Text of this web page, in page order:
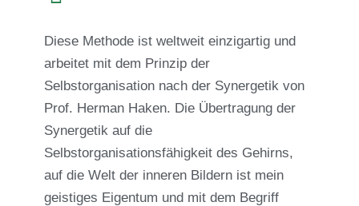
Diese Methode ist weltweit einzigartig und
arbeitet mit dem Prinzip der
Selbstorganisation nach der Synergetik von
Prof. Herman Haken. Die Übertragung der
Synergetik auf die
Selbstorganisationsfähigkeit des Gehirns,
auf die Welt der inneren Bildern ist mein
geistiges Eigentum und mit dem Begriff